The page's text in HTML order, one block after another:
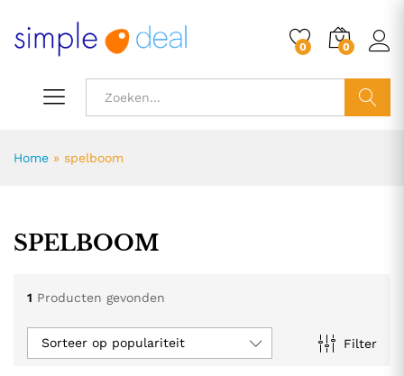
0 0
Home » spelboom
SPELBOOM
1 Producten gevonden
Filter
Sorteer op populariteit